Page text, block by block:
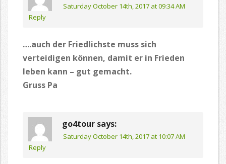
Saturday October 14th, 2017 at 09:34 AM
Reply
….auch der Friedlichste muss sich
verteidigen können, damit er in Frieden
leben kann – gut gemacht.
Gruss Pa
go4tour says:
Saturday October 14th, 2017 at 10:07 AM
Reply